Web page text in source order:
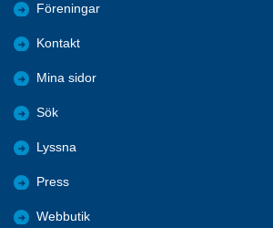
Föreningar
Kontakt
Mina sidor
Sök
Lyssna
Press
Webbutik